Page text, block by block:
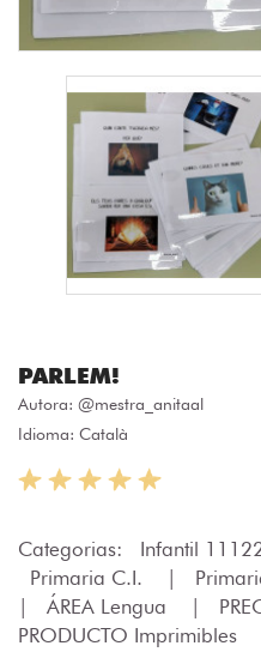
PARLEM!
Autora: @mestra_anitaal
Idioma: Català
Categorias: Infantil
Primaria C.I.
ÁREA Lengua
PRODUCTO Imprimibles